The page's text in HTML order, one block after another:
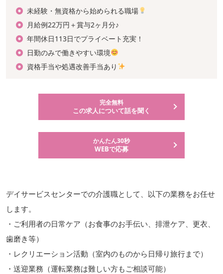
未経験・無資格から始められる職場
月給例22万円＋賞与2ヶ月分♪
年間休日113日でプライベート充実！
日勤のみで働きやすい環境
資格手当や処遇改善手当あり
完全無料
この求人について話を聞く
かんたん30秒
WEBで応募
デイサービスセンターでの介護職として、以下の業務をお任せ
します。
・ご利用者の日常ケア（お食事のお手伝い、排泄ケア、更衣、
歯磨き等）
・レクリエーション活動（室内のものから日帰り旅行まで）
・送迎業務（運転業務は難しい方もご相談可能）